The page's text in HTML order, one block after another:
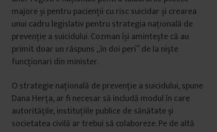
majore și pentru pacienții cu risc suicidar și crearea
unui cadru legislativ pentru strategia națională de
prevenție a suicidului. Cozman își amintește că au
primit doar un răspuns „în doi peri” de la niște
funcționari din minister.
O strategie națională de prevenție a suicidului, spune
Dana Herța, ar fi necesar să includă modul în care
autoritățile, instituțiile publice de sănătate și
societatea civilă ar trebui să colaboreze. Pe de altă